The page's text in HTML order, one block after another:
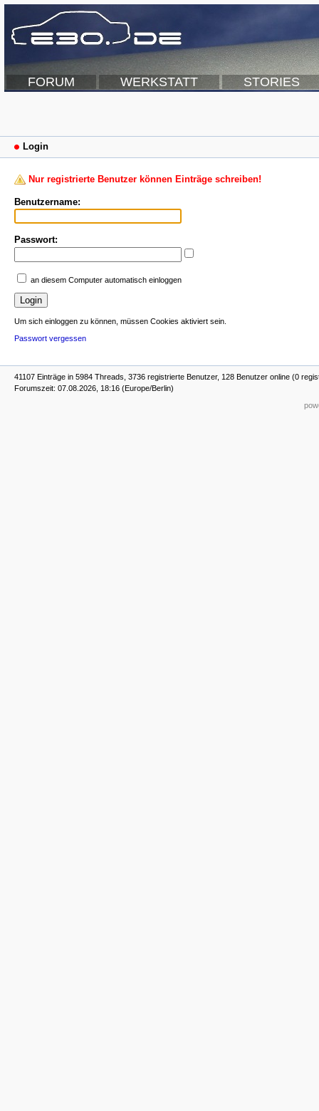
FORUM WERKSTATT STORIES
Login
Nur registrierte Benutzer können Einträge schreiben!
Benutzername:
Passwort:
an diesem Computer automatisch einloggen
Um sich einloggen zu können, müssen Cookies aktiviert sein.
Passwort vergessen
41107 Einträge in 5984 Threads, 3736 registrierte Benutzer, 128 Benutzer online (0
Forumszeit: 07.08.2026, 18:16 (Europe/Berlin)